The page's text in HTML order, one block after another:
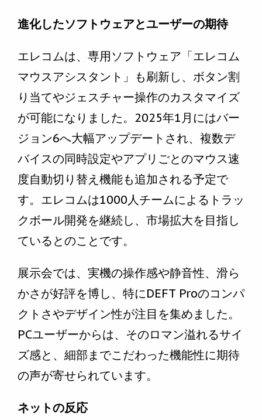
進化したソフトウェアとユーザーの期待
エレコムは、専用ソフトウェア「エレコム
マウスアシスタント」も刷新し、ボタン割
り当てやジェスチャー操作のカスタマイズ
が可能になりました。2025年1月にはバー
ジョン6へ大幅アップデートされ、複数デ
バイスの同時設定やアプリごとのマウス速
度自動切り替え機能も追加される予定で
す。エレコムは1000人チームによるトラッ
クボール開発を継続し、市場拡大を目指し
ているとのことです。
展示会では、実機の操作感や静音性、滑ら
かさが好評を博し、特にDEFT Proのコンパ
クトさやデザイン性が注目を集めました。
PCユーザーからは、そのロマン溢れるサイ
ズ感と、細部までこだわった機能性に期待
の声が寄せられています。
ネットの反応